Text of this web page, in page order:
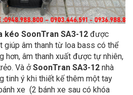
kéo SoonTran SA3-12 được
giúp âm thanh từ loa bass có thể
hơn, âm thanh xuất được tự nhiên,
Và ởSoonTran SA3-12 nhà
tinh ý khi thiết kế thêm một tay
xe (2 bánh xe sau có khóa